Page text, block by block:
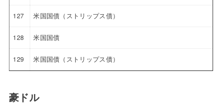
127 米国国債（ストリップス債）
128 米国国債
129 米国国債（ストリップス債）
豪ドル